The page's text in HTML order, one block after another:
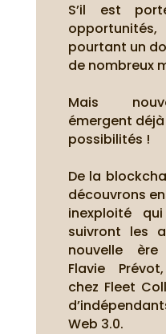
S’il est
pourtant un
de nombreux
Mais
émergent
possibilités !
De la
découvrons
inexploité
suivront les
nouvelle
Flavie
chez Fleet
Web 3.0.